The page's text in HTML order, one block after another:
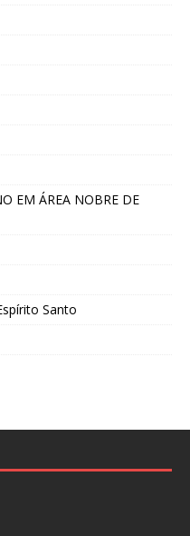
EM ÁREA NOBRE DE
Santo